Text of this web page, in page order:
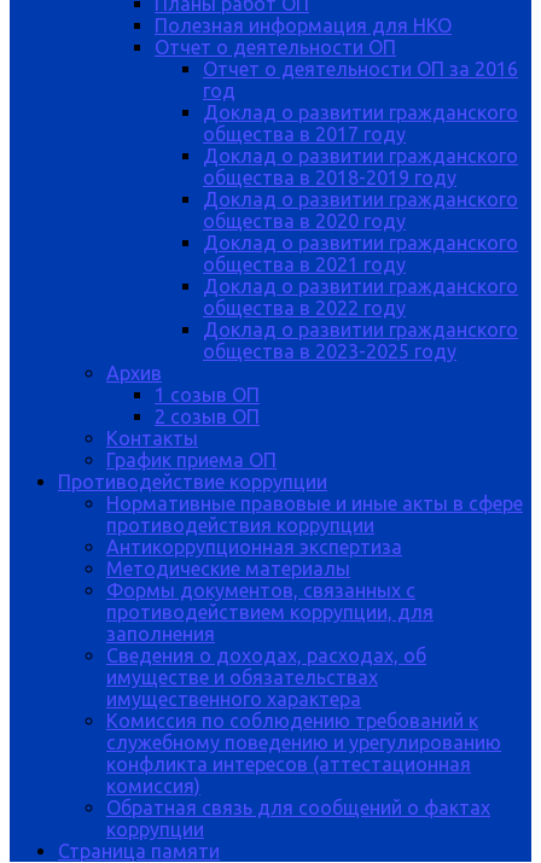
Полезная информация для НКО
Отчет о деятельности ОП
Отчет о деятельности ОП за 2016
год
Доклад о развитии гражданского
общества в 2017 году
Доклад о развитии гражданского
общества в 2018-2019 году
Доклад о развитии гражданского
общества в 2020 году
Доклад о развитии гражданского
общества в 2021 году
Доклад о развитии гражданского
общества в 2022 году
Доклад о развитии гражданского
общества в 2023-2025 году
Архив
1 созыв ОП
2 созыв ОП
Контакты
График приема ОП
Противодействие коррупции
Нормативные правовые и иные акты в сфере
противодействия коррупции
Антикоррупционная экспертиза
Методические материалы
Формы документов, связанных с
противодействием коррупции, для
заполнения
Сведения о доходах, расходах, об
имуществе и обязательствах
имущественного характера
Комиссия по соблюдению требований к
служебному поведению и урегулированию
конфликта интересов (аттестационная
комиссия)
Обратная связь для сообщений о фактах
коррупции
Страница памяти